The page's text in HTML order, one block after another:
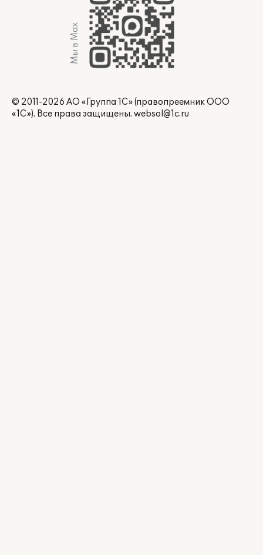
Мы в Max
© 2011-2026 АО «Группа 1С» (правопреемник ООО
«1С»). Все права защищены. websol@1c.ru